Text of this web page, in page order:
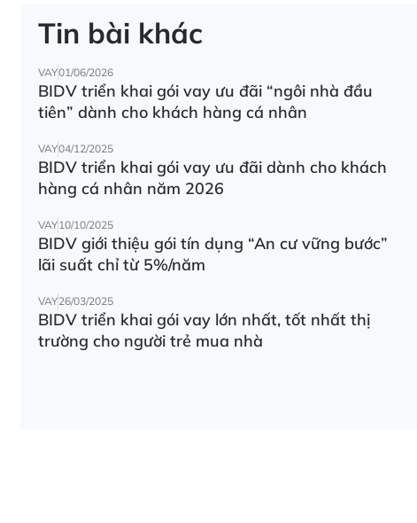
Tin bài khác
VAY01/06/2026
BIDV triển khai gói vay ưu đãi “ngôi nhà đầu
tiên” dành cho khách hàng cá nhân
VAY04/12/2025
BIDV triển khai gói vay ưu đãi dành cho khách
hàng cá nhân năm 2026
VAY10/10/2025
BIDV giới thiệu gói tín dụng “An cư vững bước”
lãi suất chỉ từ 5%/năm
VAY26/03/2025
BIDV triển khai gói vay lớn nhất, tốt nhất thị
trường cho người trẻ mua nhà